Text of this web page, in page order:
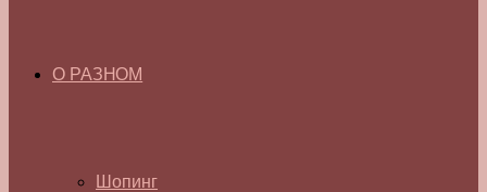
О РАЗНОМ
Шопинг